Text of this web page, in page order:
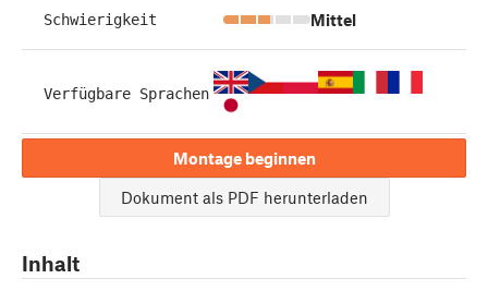
Schwierigkeit Mittel
Verfügbare Sprachen
Montage beginnen
Dokument als PDF herunterladen
Inhalt